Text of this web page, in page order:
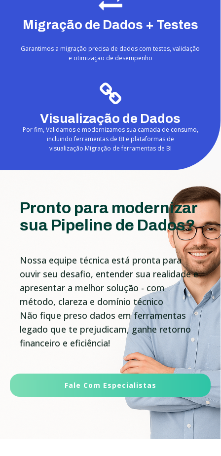
Migração de Dados + Testes
Garantimos a migração precisa de dados com testes, validação
e otimização de desempenho
Visualização de Dados
Por fim, Validamos e modernizamos sua camada de consumo,
incluindo ferramentas de BI e plataformas de
visualização.Migração de ferramentas de BI
Pronto para modernizar
sua Pipeline de Dados?
Nossa equipe técnica está pronta para
ouvir seu desafio, entender sua realidade e
apresentar a melhor solução - com
método, clareza e domínio técnico
Não fique preso dados em ferramentas
legado que te prejudicam, ganhe retorno
financeiro e eficiência!
Fale Com Especialistas